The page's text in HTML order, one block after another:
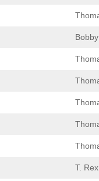
T. Rex